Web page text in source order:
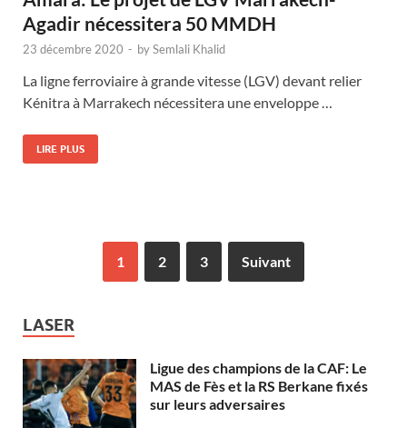
Agadir nécessitera 50 MMDH
23 décembre 2020 - bySemlali Khalid
La ligne ferroviaire à grande vitesse (LGV) devant relier
Kénitra à Marrakech nécessitera une enveloppe …
LIRE PLUS
1 2 3 Suivant
LASER
Ligue des champions de la CAF: Le
MAS de Fès et la RS Berkane fixés
sur leurs adversaires